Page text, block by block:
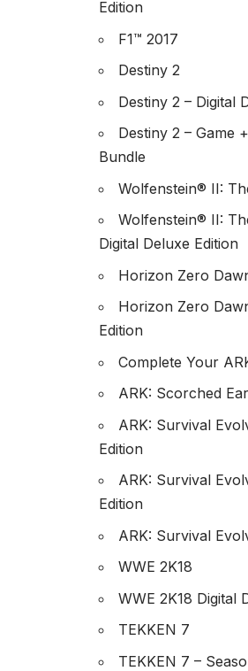
Edition
F1™ 2017
Destiny 2
Destiny 2 – Digital
Destiny 2 – Game
Bundle
Wolfenstein® II:
Wolfenstein® II:
Digital Deluxe Edition
Horizon Zero
Horizon Zero
Edition
Complete Your
ARK: Scorched
ARK: Survival
Edition
ARK: Survival
Edition
ARK: Survival
WWE 2K18
WWE 2K18 Digital
TEKKEN 7
TEKKEN 7 –